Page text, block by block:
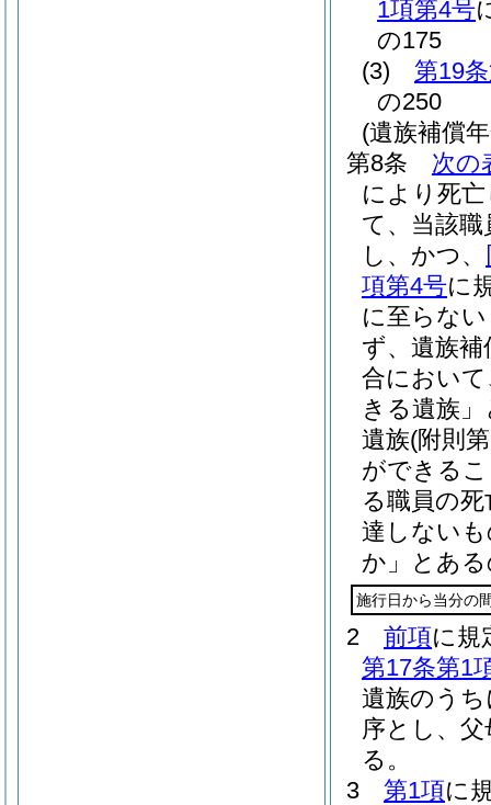
1項第4号
の175
(3)
第19
の250
(遺族補償
第8条
次の
により死
て、当該
し、かつ、
項第4号に
に至らな
ず、遺族
合において
きる遺族
遺族(附則
ができる
る職員の
達しない
か」とあ
施行日から当分の
2 前項に規
第17条第1
遺族のう
序とし、
る。
3
第1項に